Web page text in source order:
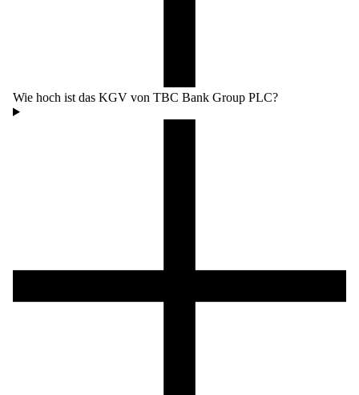
Wie hoch ist das KGV von TBC Bank Group PLC?